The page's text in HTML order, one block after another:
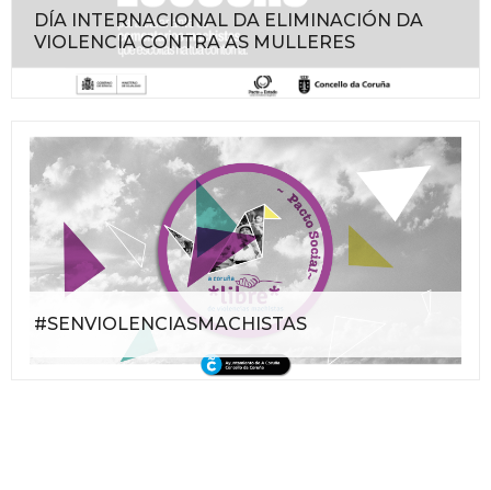
DÍA INTERNACIONAL DA ELIMINACIÓN DA
VIOLENCIA CONTRA AS MULLERES
#SENVIOLENCIASMACHISTAS